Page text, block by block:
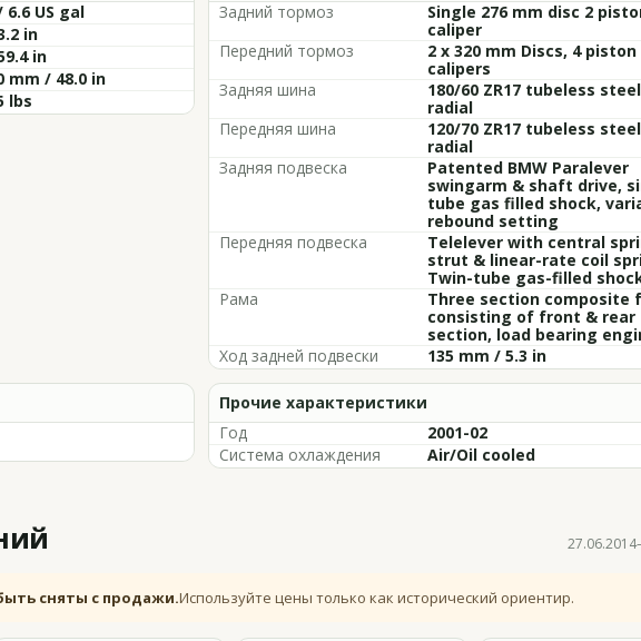
US gal
in
in
mm / 48.0 in
lbs
Задний тормоз
Single 276 mm disc 2
caliper
Передний тормоз
2 x 320 mm Discs, 4 piston
calipers
Задняя шина
180/60 ZR17 tubeless
radial
Передняя шина
120/70 ZR17 tubeless
radial
Задняя подвеска
Patented BMW Paralever
swingarm & shaft drive,
tube gas filled shock,
rebound setting
Передняя подвеска
Telelever with central
strut & linear-rate coil
Twin-tube gas-filled
Рама
Three section composite
consisting of front & rear
section, load bearing
Ход задней подвески
135 mm / 5.3 in
Прочие характеристики
Год
2001-02
Система охлаждения
Air/Oil cooled
сняты с продажи.Используйте цены только как исторический ориентир.